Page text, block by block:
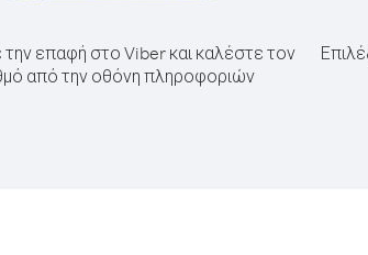
την επαφή στο Viber και καλέστε τον
από την οθόνη πληροφοριών